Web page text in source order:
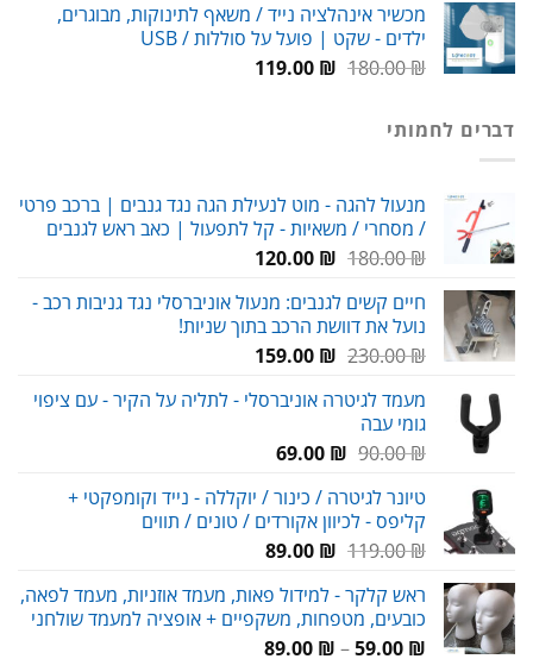
היה:
150.00 ₪.
הוא:
99.00 ₪.
מכשיר אינהלציה נייד / משאף לתינוקות, מבוגרים,
ילדים - שקט | פועל על סוללות / USB
180.00₪
המחיר119.00 ₪
המחיר
דברים לחמותי
מנעול להגה - מוט לנעילת הגה נגד גנבים | ברכב פרטי
/ מסחרי / משאיות - קל לתפעול | כאב ראש לגנבים
180.00₪
המחיר
היה:
180.00 ₪.
120.00 ₪
המחיר
הוא:
120.00 ₪.
חיים קשים לגנבים: מנעול אוניברסלי נגד גניבות רכב -
נועל את דוושת הרכב בתוך שניות!
230.00₪
המחיר
היה:
159.00 ₪
המחיר
הוא:
מעמד לגיטרה אוניברסלי - לתליה על הקיר - עם ציפוי
גומי עבה
90.00₪
המחיר
היה:
90.00 ₪.
69.00 ₪
המחיר
הוא:
69.00 ₪.
טיונר לגיטרה / כינור / יוקללה - נייד וקומפקטי +
קליפס - לכיוון אקורדים / טונים / תווים
119.00₪
המחיר
היה:
119.00 ₪.
89.00 ₪
המחיר
הוא:
89.00 ₪.
ראש קלקר - למידול פאות, מעמד אוזניות, מעמד לפאה,
כובעים, מטפחות, משקפיים + אופציה למעמד שולחני
59.00 ₪
–
89.00 ₪
טווח